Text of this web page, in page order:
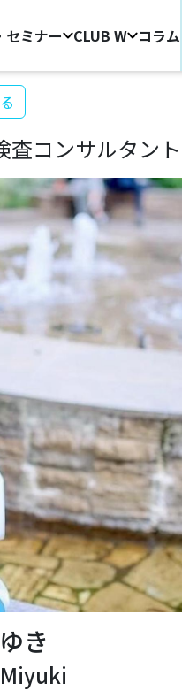
セミナー CLUB W コラム
査コンサルタント
き